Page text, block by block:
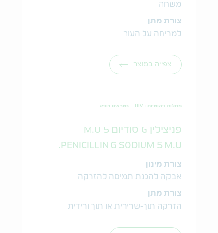
משחה
צורת מתן
למריחה על העור
צפייה במוצר
מחלות זיהומיות ו-HIV במרשם רופא
פניצילין G סודיום 5 M.U
PENICILLIN G SODIUM 5 M.U.
צורת מינון
אבקה להכנת תמיסה להזרקה
צורת מתן
הזרקה תוך-שרירית או תוך ורידית